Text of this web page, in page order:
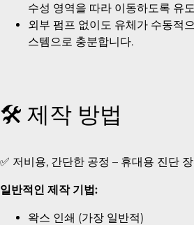
수성 영역을 따라 이동하도록 유
외부 펌프 없이도 유체가 수동적
스템으로 충분합니다.
🛠️ 제작 방법
✅ 저비용, 간단한 공정 – 휴대용 진단
일반적인 제작 기법:
왁스 인쇄 (가장 일반적)